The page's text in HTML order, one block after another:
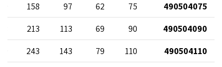
490504075
75
62
97
158
490504090
90
69
113
213
490504110
110
79
143
243